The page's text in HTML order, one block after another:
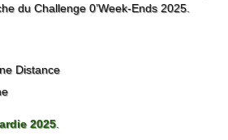
du Challenge 0’Week-Ends 2025.
Distance
2025.